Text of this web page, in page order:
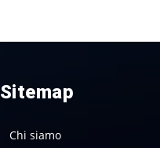
Sitemap
Chi siamo